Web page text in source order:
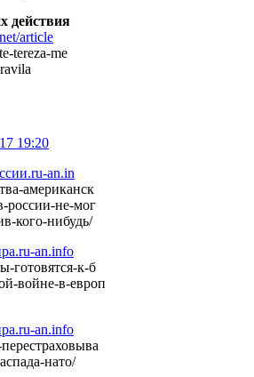
article
tereza-me
19:20
an.in
американск
россии-не-мог
кого-нибудь/
an.info
готовятся-к-б
войне-в-европ
an.info
нато/